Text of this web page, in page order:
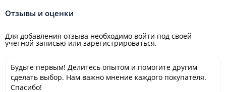
Отзывы и оценки
Для добавления отзыва необходимо войти под своей
учётной записью или зарегистрироваться.
Будьте первым! Делитесь опытом и помогите другим
сделать выбор. Нам важно мнение каждого покупателя.
Спасибо!